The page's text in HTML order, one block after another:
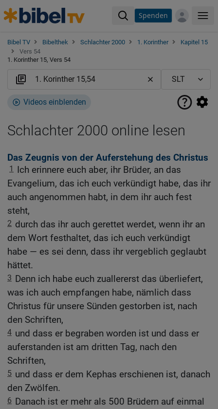
Spenden
Bibel TV Bibelthek Schlachter 2000 1. Korinther
Kapitel 15
Vers 54
1. Korinther 15, Vers 54
Videos einblenden
Schlachter 2000 online lesen
Das Zeugnis von der Auferstehung des Christus
1
Ich erinnere euch aber, ihr Brüder, an das
Evangelium, das ich euch verkündigt habe, das ihr
auch angenommen habt, in dem ihr auch fest
steht,
2 durch das ihr auch gerettet werdet, wenn ihr an
dem Wort festhaltet, das ich euch verkündigt
habe — es sei denn, dass ihr vergeblich geglaubt
hättet.
3 Denn ich habe euch zuallererst das überliefert,
was ich auch empfangen habe, nämlich dass
Christus für unsere Sünden gestorben ist, nach
den Schriften,
4 und dass er begraben worden ist und dass er
auferstanden ist am dritten Tag, nach den
Schriften,
5 und dass er dem Kephas erschienen ist, danach
den Zwölfen.
6 Danach ist er mehr als 500 Brüdern auf einmal